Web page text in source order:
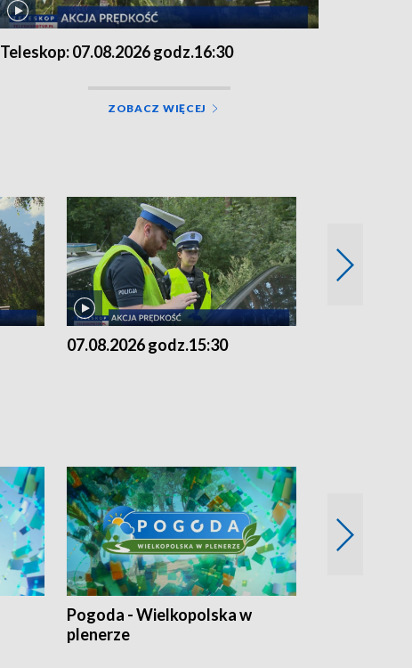
Teleskop: 07.08.2026 godz.16:30
ZOBACZ WIĘCEJ
07.08.2026 godz.15:30
Pogoda - Wielkopolska w
plenerze